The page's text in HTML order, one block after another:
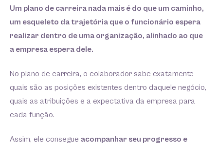
Um plano de carreira nada mais é do que um caminho,
um esqueleto da trajetória que o funcionário espera
realizar dentro de uma organização, alinhado ao que
a empresa espera dele.
No plano de carreira, o colaborador sabe exatamente
quais são as posições existentes dentro daquele negócio,
quais as atribuições e a expectativa da empresa para
cada função.
Assim, ele consegue acompanhar seu progresso e